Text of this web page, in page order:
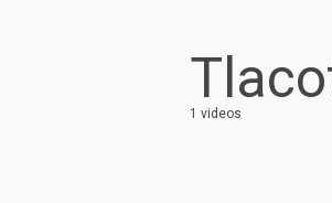
1 videos